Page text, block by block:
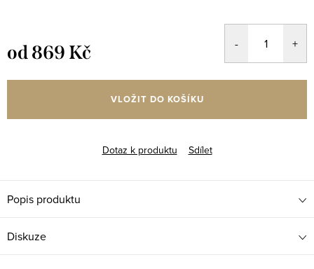
od869 Kč
VLOŽIT DO KOŠÍKU
Dotaz k produktu Sdílet
Popis produktu
Diskuze